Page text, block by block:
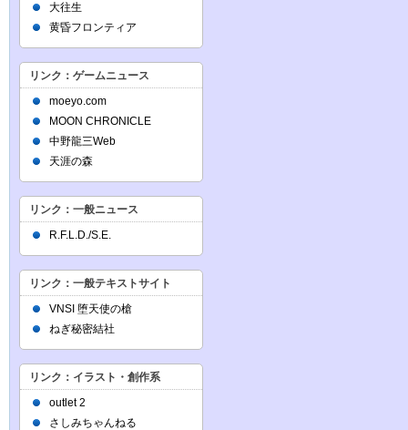
大往生
黄昏フロンティア
リンク：ゲームニュース
moeyo.com
MOON CHRONICLE
中野龍三Web
天涯の森
リンク：一般ニュース
R.F.L.D./S.E.
リンク：一般テキストサイト
VNSI 堕天使の槍
ねぎ秘密結社
リンク：イラスト・創作系
outlet 2
さしみちゃんねる